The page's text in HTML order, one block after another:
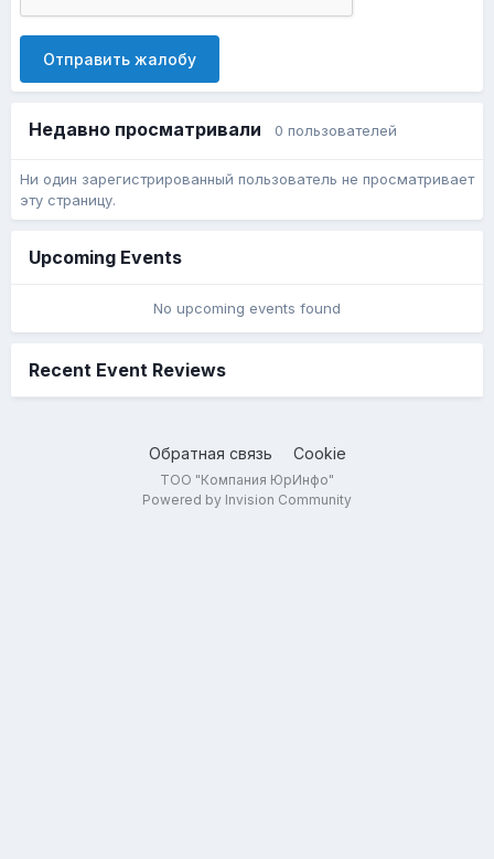
Отправить жалобу
Недавно просматривали 0 пользователей
Ни один зарегистрированный пользователь не просматривает
эту страницу.
Upcoming Events
No upcoming events found
Recent Event Reviews
Обратная связь Cookie
ТОО "Компания ЮрИнфо"
Powered by Invision Community